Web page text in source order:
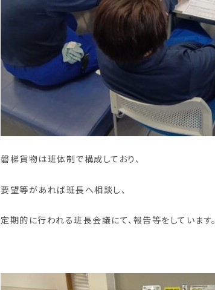
磐梯貨物は班体制で構成しており、
要望等があれば班長へ相談し、
定期的に行われる班長会議にて、報告等をしています。